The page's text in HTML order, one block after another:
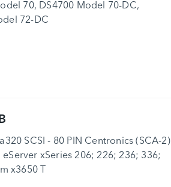
70, DS4700 Model 70-DC,
72-DC
SCSI - 80 PIN Centronics (SCA-2)
xSeries 206; 226; 236; 336;
x3650 T